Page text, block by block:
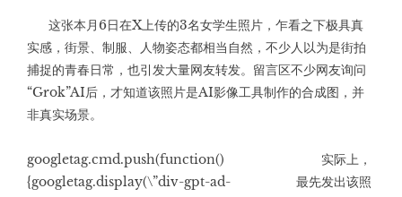
这张本月6日在X上传的3名女学生照片，乍看之下极具真
实感，街景、制服、人物姿态都相当自然，不少人以为是街拍
捕捉的青春日常，也引发大量网友转发。留言区不少网友询问
“Grok”AI后，才知道该照片是AI影像工具制作的合成图，并
非真实场景。
googletag.cmd.push(function()
{googletag.display(\”div-gpt-ad-
实际上，
最先发出该照